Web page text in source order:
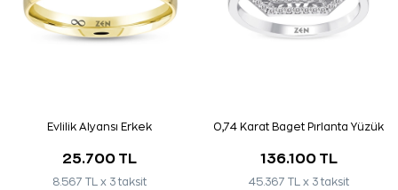
Evlilik Alyansı Erkek
25.700 TL
8.567 TL x 3 taksit
0,74 Karat Baget Pırlanta Yüzük
136.100 TL
45.367 TL x 3 taksit